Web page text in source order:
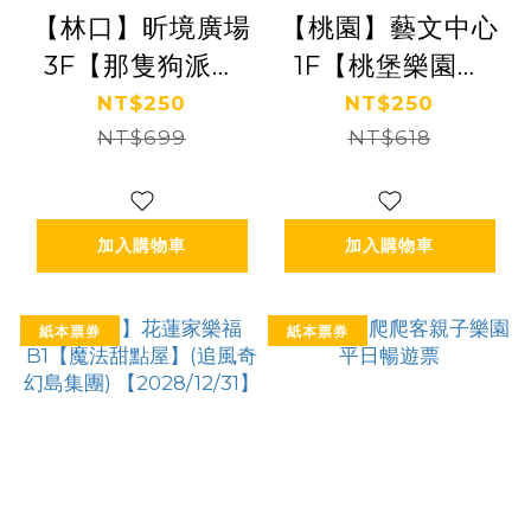
【林口】昕境廣場
3F【那隻狗派對
let’s go party】
(追風奇幻島集團)
NT$250
NT$699
加入購物車
【桃園】藝文中心
1F【桃堡樂園】
(追風奇幻島集團)
NT$250
NT$618
加入購物車
紙本票券 紙本票券